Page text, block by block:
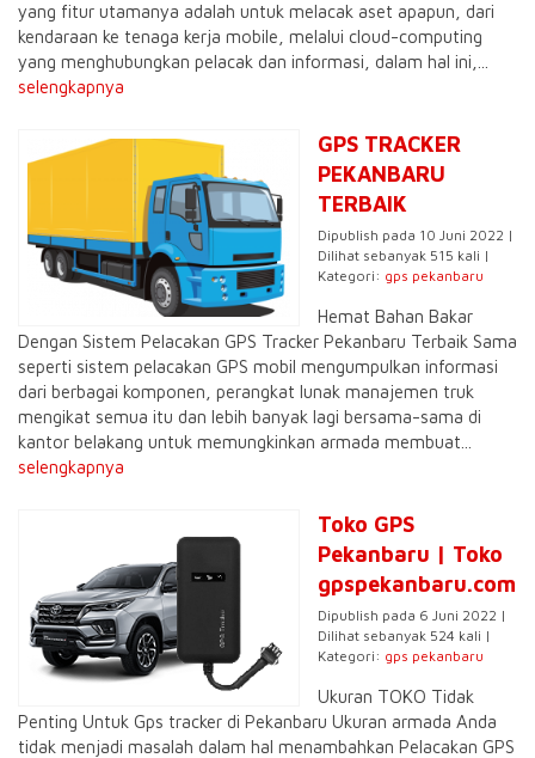
yang fitur utamanya adalah untuk melacak aset apapun, dari
kendaraan ke tenaga kerja mobile, melalui cloud-computing
yang menghubungkan pelacak dan informasi, dalam hal ini,...
selengkapnya
GPS TRACKER
PEKANBARU
TERBAIK
Dipublish pada 10 Juni 2022 |
Dilihat sebanyak 515 kali |
Kategori: gps pekanbaru
Hemat Bahan Bakar
Dengan Sistem Pelacakan GPS Tracker Pekanbaru Terbaik Sama
seperti sistem pelacakan GPS mobil mengumpulkan informasi
dari berbagai komponen, perangkat lunak manajemen truk
mengikat semua itu dan lebih banyak lagi bersama-sama di
kantor belakang untuk memungkinkan armada membuat...
selengkapnya
Toko GPS
Pekanbaru | Toko
gpspekanbaru.com
Dipublish pada 6 Juni 2022 |
Dilihat sebanyak 524 kali |
Kategori: gps pekanbaru
Ukuran TOKO Tidak
Penting Untuk Gps tracker di Pekanbaru Ukuran armada Anda
tidak menjadi masalah dalam hal menambahkan Pelacakan GPS